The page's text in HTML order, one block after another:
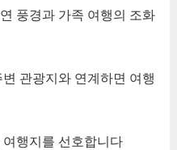
풍경과 가족 여행의 조화
관광지와 연계하면 여행
행지를 선호합니다